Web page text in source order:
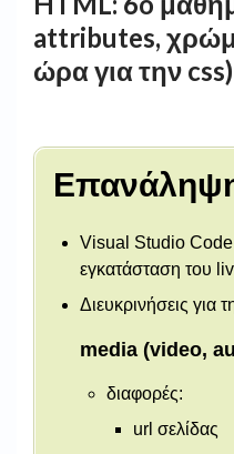
attributes,
ώρα για την css)
Visual Studio Code
εγκατάσταση του
Διευκρινήσεις για
media (video,
διαφορές:
url σελίδας